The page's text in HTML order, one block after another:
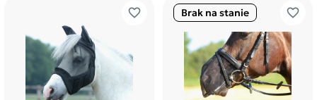
favorite_border favorite_border
Brak na stanie